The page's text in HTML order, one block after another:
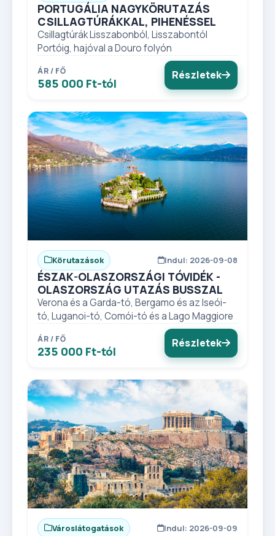
PORTUGÁLIA NAGYKÖRUTAZÁS
CSILLAGTÚRÁKKAL, PIHENÉSSEL
Csillagtúrák Lisszabonból, Lisszabontól
Portóig, hajóval a Douro folyón
ÁR / FŐ
585 000 Ft-tól
Részletek
Körutazások Indul: 2026-09-08
ÉSZAK-OLASZORSZÁGI TÓVIDÉK -
OLASZORSZÁG UTAZÁS BUSSZAL
Verona és a Garda-tó, Bergamo és az Iseói-
tó, Luganoi-tó, Comói-tó és a Lago Maggiore
ÁR / FŐ
235 000 Ft-tól
Részletek
Városlátogatások Indul: 2026-09-09